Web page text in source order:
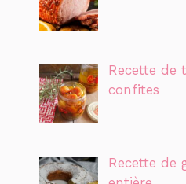
Recette de
confites
Recette de